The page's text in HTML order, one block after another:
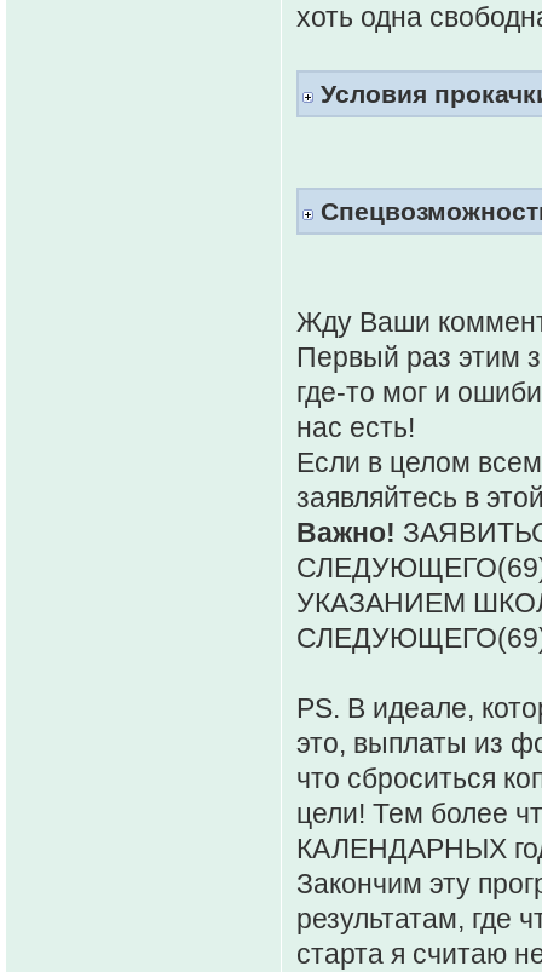
хоть одна
Условия
Жду Ваши
Первый раз этим
где-то мог и
нас есть!
Если в целом
заявляйтесь в
Важно!
УКАЗАНИЕМ
PS. В идеале,
это, выплаты из
что сброситься
цели! Тем более
КАЛЕНДАРНЫХ
Закончим эту
результатам, где
старта я считаю